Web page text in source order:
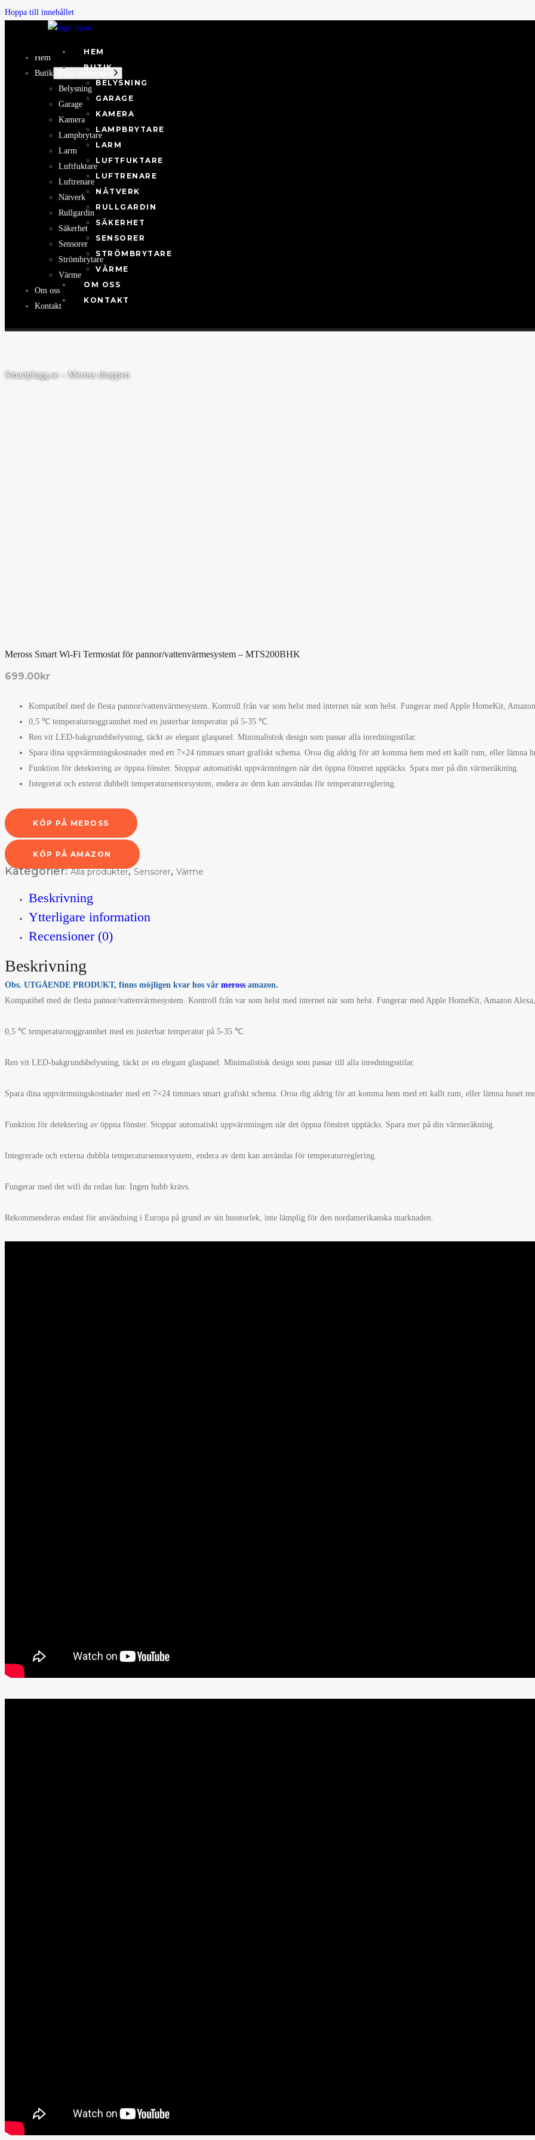
Hoppa till innehållet
HEM
BUTIK
BELYSNING
GARAGE
KAMERA
LAMPBRYTARE
LARM
LUFTFUKTARE
LUFTRENARE
NÄTVERK
RULLGARDIN
SÄKERHET
SENSORER
STRÖMBRYTARE
VÄRME
OM OSS
KONTAKT
Hem
Butik
Belysning
Garage
Kamera
Lampbrytare
Larm
Luftfuktare
Luftrenare
Nätverk
Rullgardin
Säkerhet
Sensorer
Strömbrytare
Värme
Om oss
Kontakt
Smartplugg.se – Meross shoppen
Meross Smart Wi-Fi Termostat för pannor/vattenvärmesystem – MTS200BHK
699.00kr
Kompatibel med de flesta pannor/vattenvärmesystem. Kontroll från var som helst med internet när som helst. Fungerar med Apple HomeKit,
0,5 ℃ temperaturnoggrannhet med en justerbar temperatur på 5-35 ℃.
Ren vit LED-bakgrundsbelysning, täckt av elegant glaspanel. Minimalistisk design som passar alla inredningsstilar.
Spara dina uppvärmningskostnader med ett 7×24 timmars smart grafiskt schema. Oroa dig aldrig för att komma hem med ett kallt rum, eller lämna
Funktion för detektering av öppna fönster. Stoppar automatiskt uppvärmningen när det öppna fönstret upptäcks. Spara mer på din värmeräkning.
Integrerat och externt dubbelt temperatursensorsystem, endera av dem kan användas för temperaturreglering.
KÖP PÅ MEROSS
KÖP PÅ AMAZON
Kategorier:Alla produkter,Sensorer, Värme
Beskrivning
Ytterligare information
Recensioner (0)
Beskrivning
Obs. UTGÅENDE PRODUKT, finns möjligen kvar hos vår meross amazon.
Kompatibel med de flesta pannor/vattenvärmesystem. Kontroll från var som helst med internet när som helst. Fungerar med Apple HomeKit, Amazon
0,5 ℃ temperaturnoggrannhet med en justerbar temperatur på 5-35 ℃.
Ren vit LED-bakgrundsbelysning, täckt av en elegant glaspanel. Minimalistisk design som passar till alla inredningsstilar.
Spara dina uppvärmningskostnader med ett 7×24 timmars smart grafiskt schema. Oroa dig aldrig för att komma hem med ett kallt rum, eller lämna huset
Funktion för detektering av öppna fönster. Stoppar automatiskt uppvärmningen när det öppna fönstret upptäcks. Spara mer på din värmeräkning.
Integrerade och externa dubbla temperatursensorsystem, endera av dem kan användas för temperaturreglering.
Fungerar med det wifi du redan har. Ingen hubb krävs.
Rekommenderas endast för användning i Europa på grund av sin husstorlek, inte lämplig för den nordamerikanska marknaden.